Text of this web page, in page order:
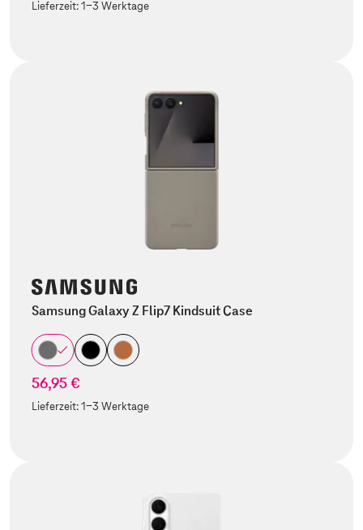
Lieferzeit:1-3 Werktage
Samsung Galaxy Z Flip7 Kindsuit Case
56,95 €
Lieferzeit:1-3 Werktage